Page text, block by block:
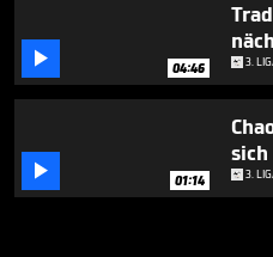
 04:46 3.
 01:14 3.